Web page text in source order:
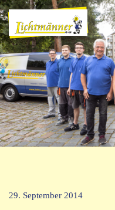
29. September 2014